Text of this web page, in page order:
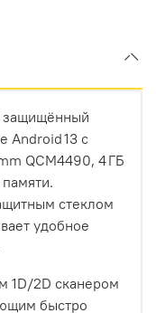
защищённый
Android 13 с
QCM4490, 4 ГБ
стеклом
удобное
1D/2D сканером
быстро